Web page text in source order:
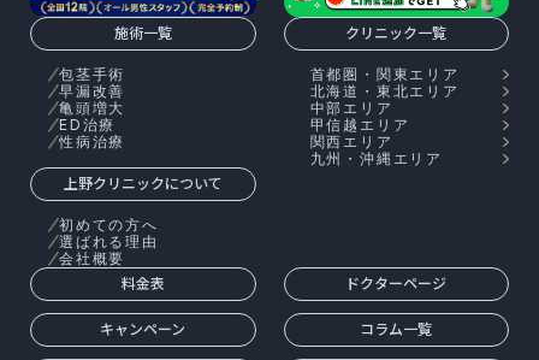
施術一覧
包茎手術
早漏改善
亀頭増大
ED治療
性病治療
クリニック一覧
首都圏・関東エリア
北海道・東北エリア
中部エリア
甲信越エリア
関西エリア
九州・沖縄エリア
上野クリニックについて
初めての方へ
選ばれる理由
会社概要
料金表 ドクターページ
キャンペーン コラム一覧